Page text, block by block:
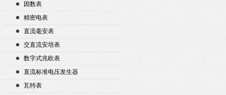
因数表
精密电表
直流毫安表
交直流安培表
数字式兆欧表
直流标准电压发生器
瓦特表